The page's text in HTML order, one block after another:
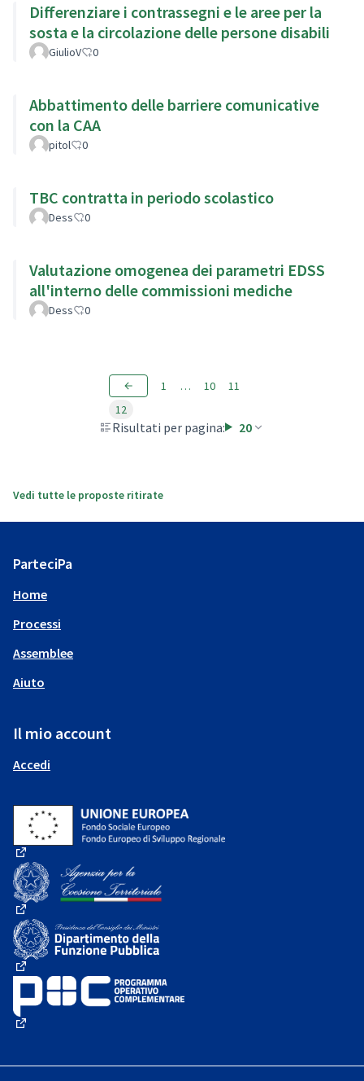
Differenziare i contrassegni e le aree per la
sosta e la circolazione delle persone disabili
GiulioV 0
Abbattimento delle barriere comunicative
con la CAA
pitol 0
TBC contratta in periodo scolastico
Dess 0
Valutazione omogenea dei parametri EDSS
all'interno delle commissioni mediche
Dess 0
Risultati per pagina: 20
1 … 10
11
12
Vedi tutte le proposte ritirate
ParteciPa
Home
Processi
Assemblee
Aiuto
Il mio account
Accedi
(Collegamento esterno)
(Collegamento esterno)
(Collegamento esterno)